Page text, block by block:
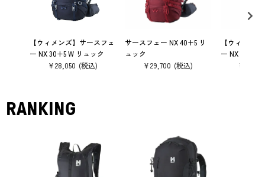
【ウィメンズ】サースフェ
ー NX 30+5 W リュック
¥28,050
サースフェー NX 40+5 リ
ュック
¥29,700
【ウィメン
ー NX 40+5
¥
RANKING